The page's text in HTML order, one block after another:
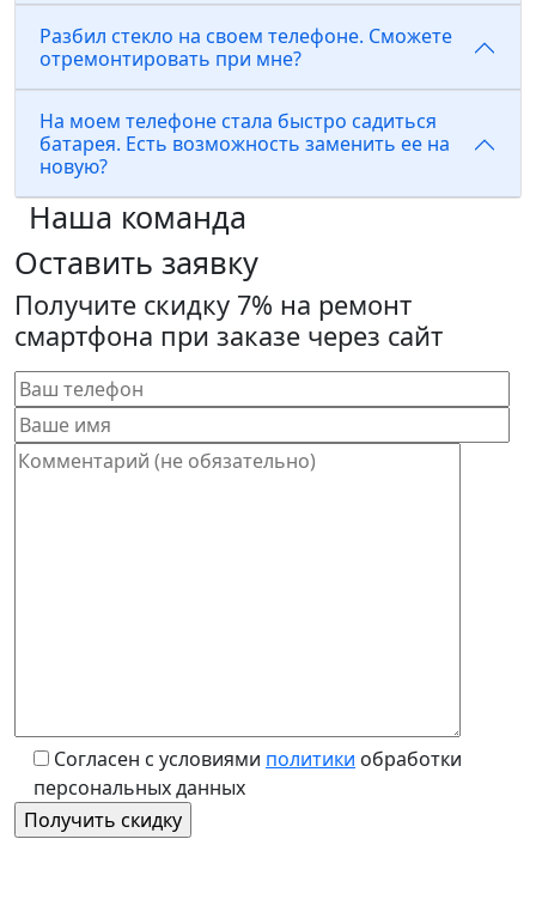
Разбил стекло на своем телефоне. Сможете
отремонтировать при мне?
На моем телефоне стала быстро садиться
батарея. Есть возможность заменить ее на
новую?
Наша команда
Оставить заявку
Получите скидку 7% на ремонт
смартфона при заказе через сайт
Согласен с условиями политики обработки
персональных данных